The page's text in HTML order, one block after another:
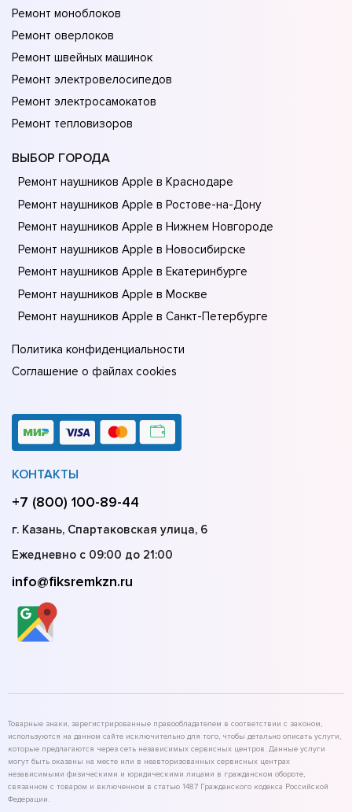
Ремонт моноблоков
Ремонт оверлоков
Ремонт швейных машинок
Ремонт электровелосипедов
Ремонт электросамокатов
Ремонт тепловизоров
ВЫБОР ГОРОДА
Ремонт наушников Apple в Краснодаре
Ремонт наушников Apple в Ростове-на-Донy
Ремонт наушников Apple в Нижнем Новгороде
Ремонт наушников Apple в Новосибирске
Ремонт наушников Apple в Екатеринбурге
Ремонт наушников Apple в Москве
Ремонт наушников Apple в Санкт-Петербурге
Политика конфиденциальности
Соглашение о файлах cookies
КОНТАКТЫ
+7 (800) 100-89-44
г. Казань, Спартаковская улица, 6
Ежедневно с 09:00 до 21:00
info@fiksremkzn.ru
Товарные знаки, зарегистрированные правообладателем в соответствии с законом,
используются на данном сайте исключительно для того, чтобы детально описать услуги,
которые предлагаются через сеть независимых сервисных центров. Данные услуги
могут быть оказаны на месте или в неавторизованных сервисных центрах
независимыми физическими и юридическими лицами в гражданском обороте,
связанном с товаром и включенном в статью 1487 Гражданского кодекса Российской
Федерации.